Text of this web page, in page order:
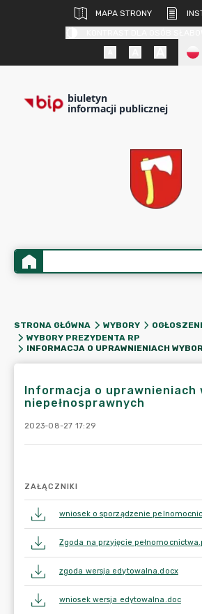
MAPA STRONY
biuletyn
informacji publicznej
STRONA GŁÓWNA WYBORY
WYBORY PREZYDENTA RP
Informacja o uprawnieniach
niepełnosprawnych
2023-08-27 17:29
ZAŁĄCZNIKI
wniosek o sporządzenie
Zgoda na przyjęcie
zgoda wersja edytowalna.docx
wniosek wersja edytowalna.doc